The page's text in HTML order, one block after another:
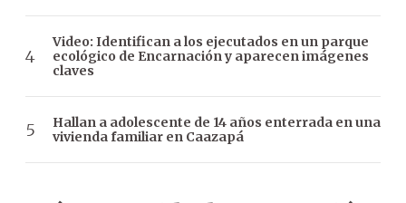
Video: Identifican a los ejecutados en un parque
ecológico de Encarnación y aparecen imágenes
claves
Hallan a adolescente de 14 años enterrada en una
vivienda familiar en Caazapá